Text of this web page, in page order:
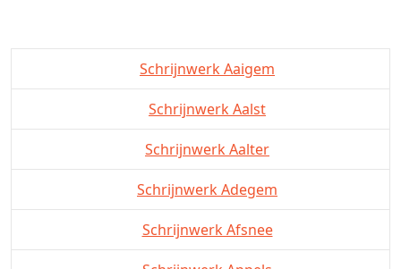
Schrijnwerk Aaigem
Schrijnwerk Aalst
Schrijnwerk Aalter
Schrijnwerk Adegem
Schrijnwerk Afsnee